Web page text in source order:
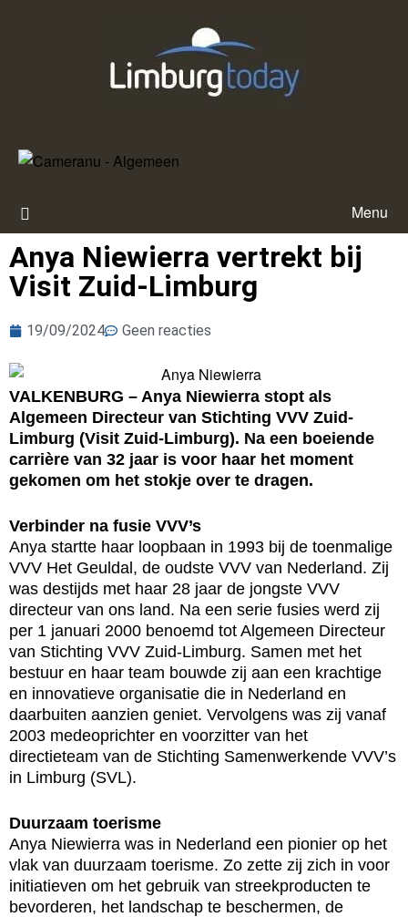
Menu
Anya Niewierra vertrekt bij
Visit Zuid-Limburg
19/09/2024 Geen reacties
VALKENBURG – Anya Niewierra stopt als
Algemeen Directeur van Stichting VVV Zuid-
Limburg (Visit Zuid-Limburg). Na een boeiende
carrière van 32 jaar is voor haar het moment
gekomen om het stokje over te dragen.
Verbinder na fusie VVV’s
Anya startte haar loopbaan in 1993 bij de toenmalige
VVV Het Geuldal, de oudste VVV van Nederland. Zij
was destijds met haar 28 jaar de jongste VVV
directeur van ons land. Na een serie fusies werd zij
per 1 januari 2000 benoemd tot Algemeen Directeur
van Stichting VVV Zuid-Limburg. Samen met het
bestuur en haar team bouwde zij aan een krachtige
en innovatieve organisatie die in Nederland en
daarbuiten aanzien geniet. Vervolgens was zij vanaf
2003 medeoprichter en voorzitter van het
directieteam van de Stichting Samenwerkende VVV’s
in Limburg (SVL).
Duurzaam toerisme
Anya Niewierra was in Nederland een pionier op het
vlak van duurzaam toerisme. Zo zette zij zich in voor
initiatieven om het gebruik van streekproducten te
bevorderen, het landschap te beschermen, de